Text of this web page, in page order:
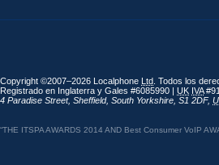
Copyright ©2007–2026 Localphone Ltd . Todos los
Registrado en Inglaterra y Gales #6085990 | UK IVA
4 Paradise Street, Sheffield, South Yorkshire S1 2DF,
“THE ITSPA AWARDS 2014 AND Best Consumer VoIP